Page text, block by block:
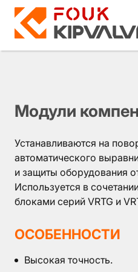
RU EN
8
800
700
4223
Модули
Устанавливаются на
автоматического
и защиты оборудования
Используется в
блоками серий VRTG и
ОСОБЕННОСТИ
Высокая точность.